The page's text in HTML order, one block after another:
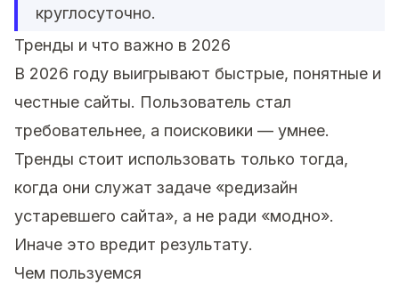
круглосуточно.
Тренды и что важно в 2026
В 2026 году выигрывают быстрые, понятные и
честные сайты. Пользователь стал
требовательнее, а поисковики — умнее.
Тренды стоит использовать только тогда,
когда они служат задаче «редизайн
устаревшего сайта», а не ради «модно».
Иначе это вредит результату.
Чем пользуемся